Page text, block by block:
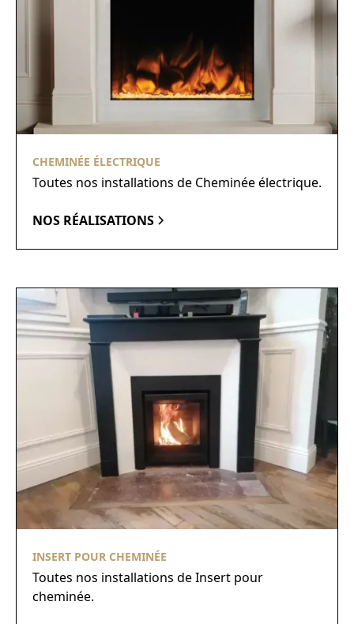
CHEMINÉE ÉLECTRIQUE
Toutes nos installations de Cheminée électrique.
NOS RÉALISATIONS
INSERT POUR CHEMINÉE
Toutes nos installations de Insert pour
cheminée.